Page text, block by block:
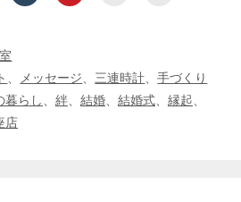
メッセージ 三連時計 、手づくり
暮らし 絆 結婚 結婚式 縁起
店